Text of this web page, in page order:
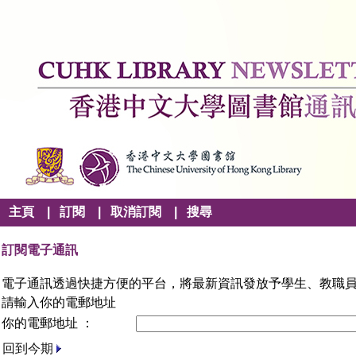
主頁 訂閱 取消訂閱 搜尋
訂閱電子通訊
電子通訊透過快捷方便的平台，將最新資訊發放予學生、教職
請輸入你的電郵地址
你的電郵地址 ：
回到今期